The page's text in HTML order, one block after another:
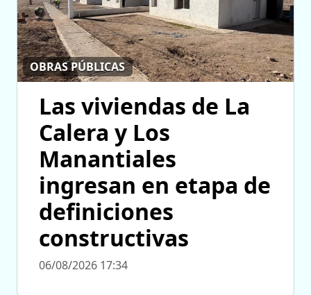
OBRAS PÚBLICAS
Las viviendas de La
Calera y Los
Manantiales
ingresan en etapa de
definiciones
constructivas
06/08/2026 17:34